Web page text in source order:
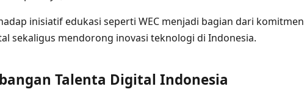
inisiatif edukasi seperti WEC menjadi bagian dari komitmen
sekaligus mendorong inovasi teknologi di Indonesia.
Talenta Digital Indonesia